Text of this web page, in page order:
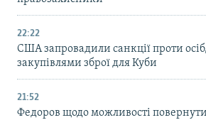
22:22
США запровадили санкції проти осіб,
закупівлями зброї для Куби
21:52
Федоров щодо можливості